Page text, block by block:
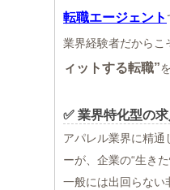
転職エージェント
業界経験者だからこ
ィットする転職”
✅ 業界特化型の
アパレル業界に精通
ーが、企業の“生き
一般には出回らない